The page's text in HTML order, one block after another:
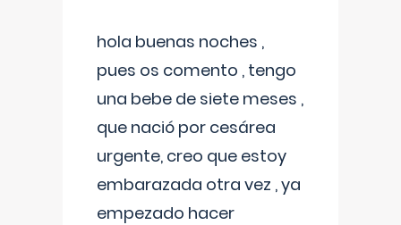
hola buenas noches ,
pues os comento , tengo
una bebe de siete meses ,
que nació por cesárea
urgente, creo que estoy
embarazada otra vez , ya
empezado hacer